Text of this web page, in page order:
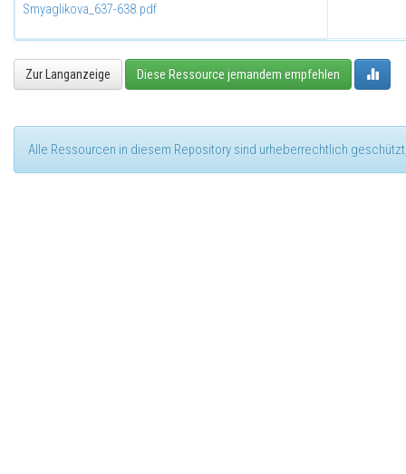
Smyaglikova_637-638.pdf
Zur Langanzeige Diese Ressource jemandem empfehlen
Alle Ressourcen in diesem Repository sind urheberrechtlich